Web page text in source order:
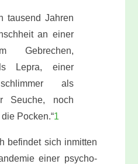
tausend Jahren
an einer
Gebrechen,
Lepra, einer
als
Seuche, noch
Pocken.“1
befindet sich inmitten
einer psycho-